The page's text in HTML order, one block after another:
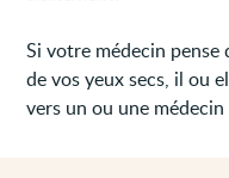
Si votre médecin pense
de vos yeux secs, il ou
vers un ou une